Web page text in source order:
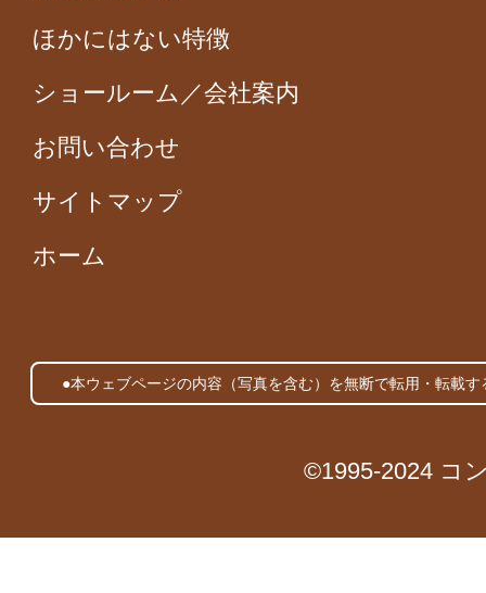
ほかにはない特徴
ショールーム／会社案内
お問い合わせ
サイトマップ
ホーム
●本ウェブページの内容（写真を含む）を無断で転用・転載
©1995-2024 コ